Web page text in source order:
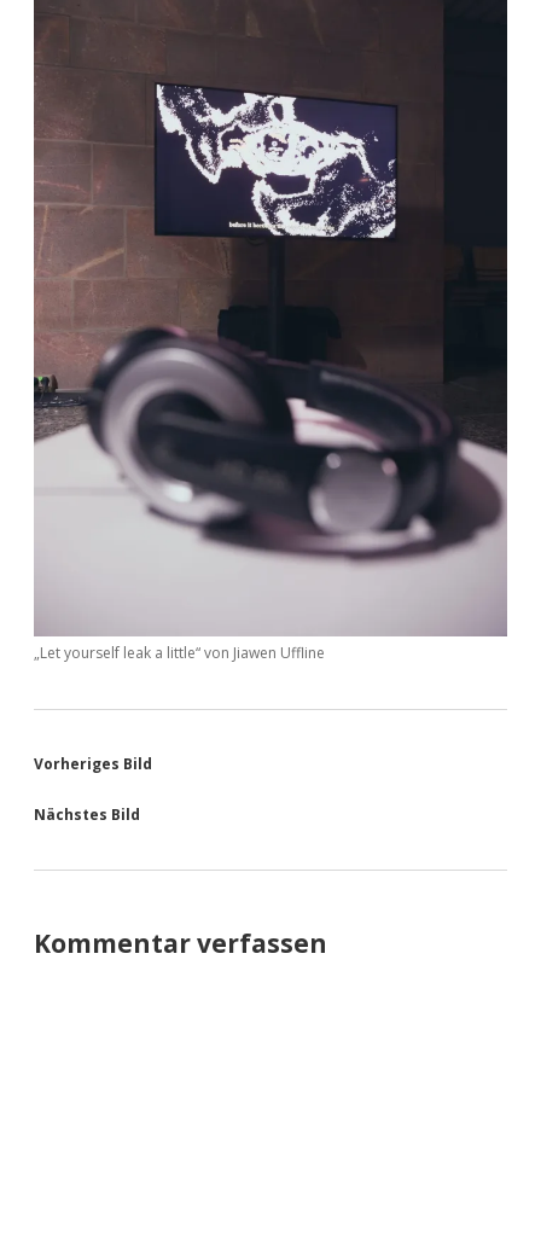
„Let yourself leak a little“ von Jiawen Uffline
Vorheriges Bild
Nächstes Bild
Kommentar verfassen